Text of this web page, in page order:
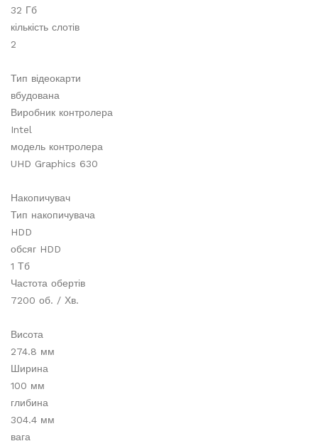
32 Гб
кількість слотів
2
Тип відеокарти
вбудована
Виробник контролера
Intel
модель контролера
UHD Graphics 630
Накопичувач
Тип накопичувача
HDD
обсяг HDD
1 Тб
Частота обертів
7200 об. / Хв.
Висота
274.8 мм
Ширина
100 мм
глибина
304.4 мм
вага